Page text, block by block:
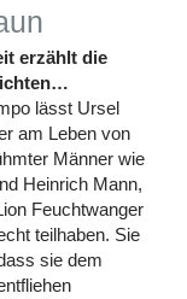
erzählt die
lässt Ursel
am Leben von
Männer wie
Heinrich Mann,
Feuchtwanger
teilhaben. Sie
sie dem